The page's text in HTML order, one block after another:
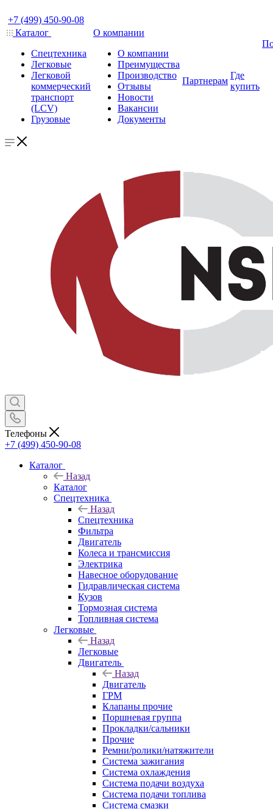
+7 (499) 450-90-08
Каталог
Спецтехника
Легковые
Легковой
коммерческий
транспорт
(LCV)
Грузовые
О компании
О компании
Преимущества
Производство
Отзывы
Новости
Вакансии
Документы
Партнерам
Где
купить
Телефоны
+7 (499) 450-90-08
Каталог
Назад
Каталог
Спецтехника
Назад
Спецтехника
Фильтра
Двигатель
Колеса и трансмиссия
Электрика
Навесное оборудование
Гидравлическая система
Кузов
Тормозная система
Топливная система
Легковые
Назад
Легковые
Двигатель
Назад
Двигатель
ГРМ
Клапаны прочие
Поршневая группа
Прокладки/сальники
Прочие
Ремни/ролики/натяжители
Система зажигания
Система охлаждения
Система подачи воздуха
Система подачи топлива
Система смазки